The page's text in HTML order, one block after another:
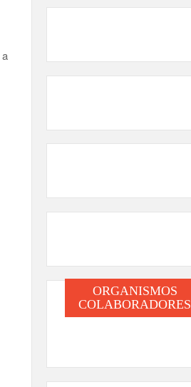
ORGANISMOS
COLABORADORES